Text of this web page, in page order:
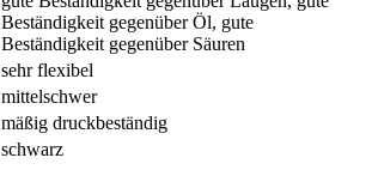
Beständigkeit gegenüber Öl, gute
Beständigkeit gegenüber Säuren
sehr flexibel
mittelschwer
mäßig druckbeständig
schwarz